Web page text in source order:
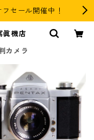
セール開催中！
眞機店
カメラ